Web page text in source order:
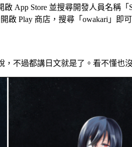
啟 App Store 並搜尋開發人員名稱
啟 Play 商店，搜尋「owakari」即
不過都講日文就是了。看不懂也